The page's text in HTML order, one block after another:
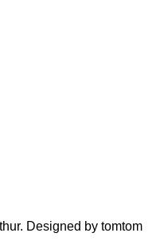
Designed by tomtom